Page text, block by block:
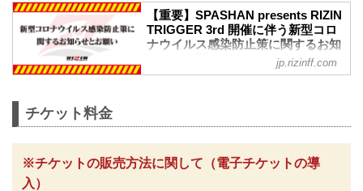
【重要】SPASHAN presents RIZIN
TRIGGER 3rd 開催に伴う新型コロ
ナウイルス感染防止策に関するお知
らせとお願い - RIZIN FIGHTING
FEDERATION オフィシャルサイト
い。
RIZINではイベント開催に際し、日本スポ
ーツ協会が作成した「スポーツイベント
の再開に向けた感染拡大予防ガイドライ
jp.rizinff.com
チケット料金
※チケットの販売方法に関して（電子チケットの導
入）